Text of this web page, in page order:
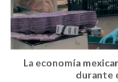
La economía
durante